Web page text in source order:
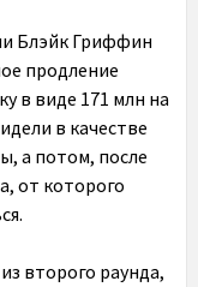
Блэйк Гриффин
продление
в виде 171 млн на
в качестве
а потом, после
от которого
второго раунда,